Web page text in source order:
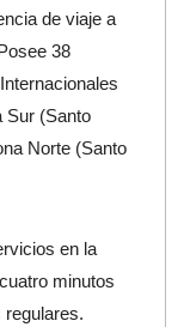
de viaje a
38
Sur (Santo
Norte (Santo
en la
minutos